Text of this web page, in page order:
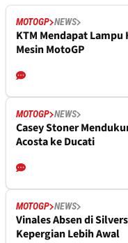
MOTOGP NEWS
KTM Mendapat
Mesin MotoGP
MOTOGP NEWS
Casey Stoner
Acosta ke Ducati
MOTOGP NEWS
Vinales Absen di
Kepergian Lebih Awal